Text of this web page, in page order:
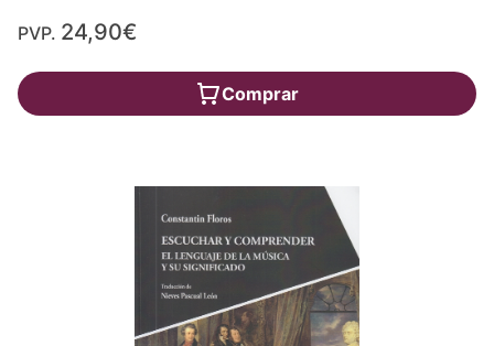
PVP. 24,90€
Comprar